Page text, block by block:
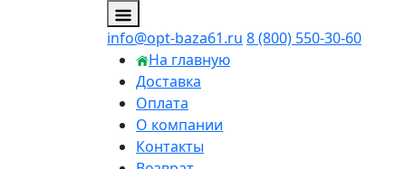
info@opt-baza61.ru 8 (800) 550-30-60
На главную
Доставка
Оплата
О компании
Контакты